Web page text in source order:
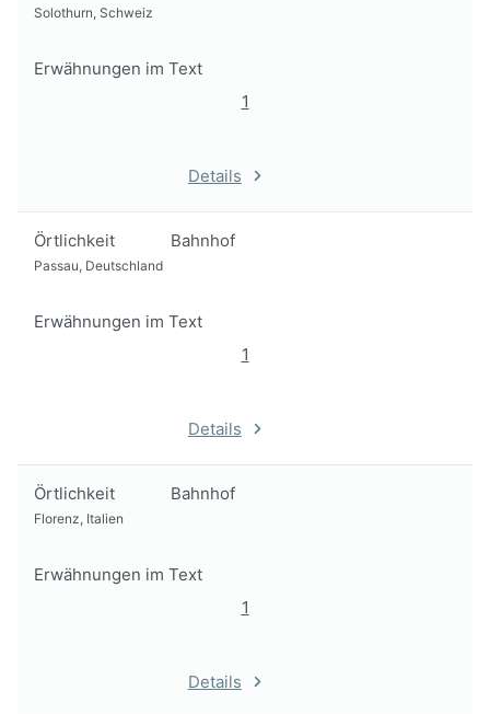
Solothurn, Schweiz
Erwähnungen im Text
1
Details
Örtlichkeit Bahnhof
Passau, Deutschland
Erwähnungen im Text
1
Details
Örtlichkeit Bahnhof
Florenz, Italien
Erwähnungen im Text
1
Details